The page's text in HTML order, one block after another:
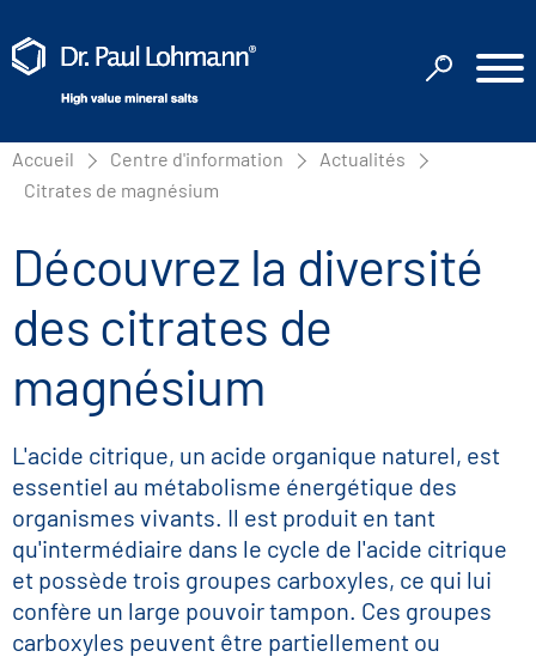
Accueil Centre d'information
Actualités
Citrates de magnésium
Découvrez la diversité
des citrates de
magnésium
L'acide citrique, un acide organique naturel, est
essentiel au métabolisme énergétique des
organismes vivants. Il est produit en tant
qu'intermédiaire dans le cycle de l'acide citrique
et possède trois groupes carboxyles, ce qui lui
confère un large pouvoir tampon. Ces groupes
carboxyles peuvent être partiellement ou